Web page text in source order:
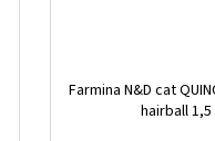
Farmina N&D cat
hairball